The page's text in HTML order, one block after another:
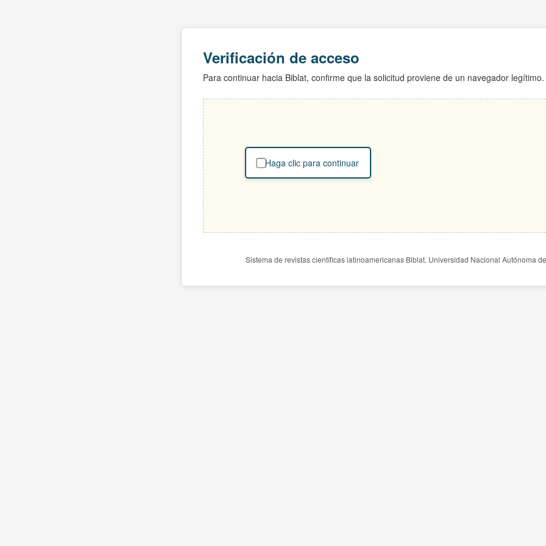
Verificación de acceso
Para continuar hacia Biblat, confirme que la solicitud proviene de un navegador legítimo.
Haga clic para continuar
Sistema de revistas científicas latinoamericanas Biblat. Universidad Nacional Autónoma